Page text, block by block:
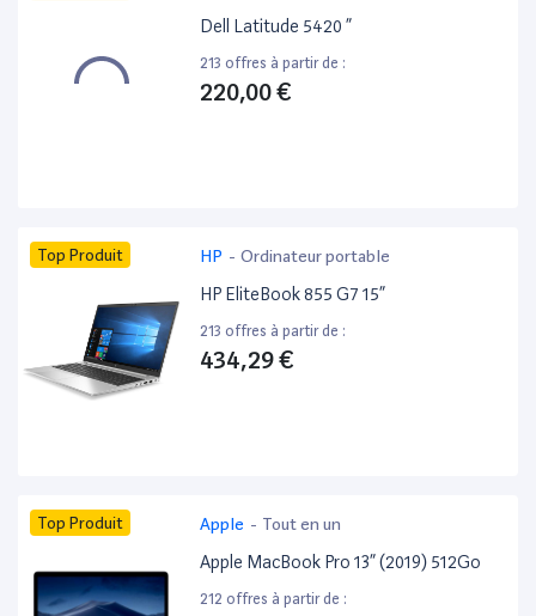
Dell Latitude 5420 ”
213 offres à partir de :
220,00 €
Top Produit HP - Ordinateur portable
HP EliteBook 855 G7 15”
213 offres à partir de :
434,29 €
Top Produit Apple - Tout en un
Apple MacBook Pro 13” (2019) 512Go
212 offres à partir de :